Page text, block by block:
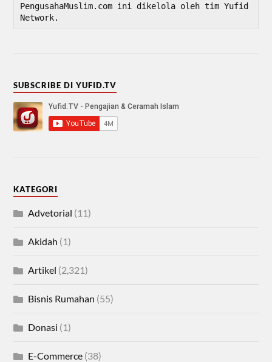
PengusahaMuslim.com ini dikelola oleh tim Yufid
Network.
SUBSCRIBE DI YUFID.TV
KATEGORI
Advetorial (11)
Akidah (1)
Artikel (2,321)
Bisnis Rumahan (55)
Donasi (1)
E-Commerce (38)